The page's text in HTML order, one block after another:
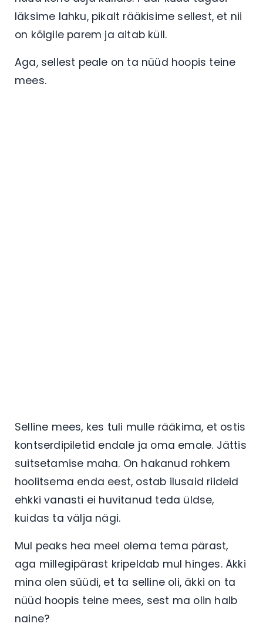
läksime lahku, pikalt rääkisime sellest, et nii
on kõigile parem ja aitab küll.
Aga, sellest peale on ta nüüd hoopis teine
mees.
Selline mees, kes tuli mulle rääkima, et ostis
kontserdipiletid endale ja oma emale. Jättis
suitsetamise maha. On hakanud rohkem
hoolitsema enda eest, ostab ilusaid riideid
ehkki vanasti ei huvitanud teda üldse,
kuidas ta välja nägi.
Mul peaks hea meel olema tema pärast,
aga millegipärast kripeldab mul hinges. Äkki
mina olen süüdi, et ta selline oli, äkki on ta
nüüd hoopis teine mees, sest ma olin halb
naine?